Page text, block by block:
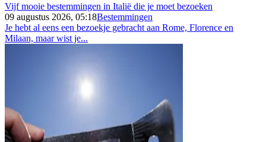
Vijf mooie bestemmingen in Italië die je moet bezoeken
09 augustus 2026, 05:18Bestemmingen
Je hebt al eens een bezoekje gebracht aan Rome, Florence en
Milaan, maar wist je...